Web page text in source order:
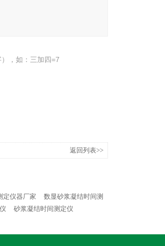
，如：三加四=7
返回列表>>
定仪器厂家
数显砂浆凝结时间测
砂浆凝结时间测定仪